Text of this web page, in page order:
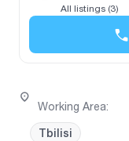
All listings (3)
Working Area:
Tbilisi